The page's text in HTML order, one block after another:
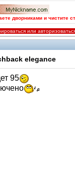
дворниками и чистите
или
elegance
95